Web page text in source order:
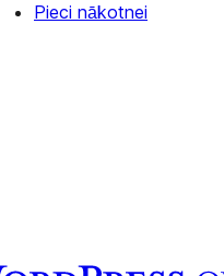
Pieci nākotnei